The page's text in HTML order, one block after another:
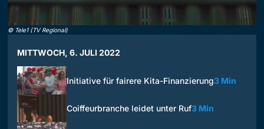
© Tele1 (TV Regional)
MITTWOCH, 6. JULI 2022
Initiative für fairere Kita-Finanzierung3 Min
Coiffeurbranche leidet unter Ruf3 Min